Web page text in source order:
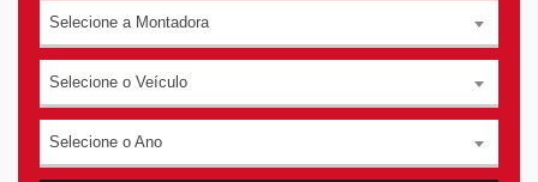
Selecione a Montadora
Selecione o Veículo
Selecione o Ano